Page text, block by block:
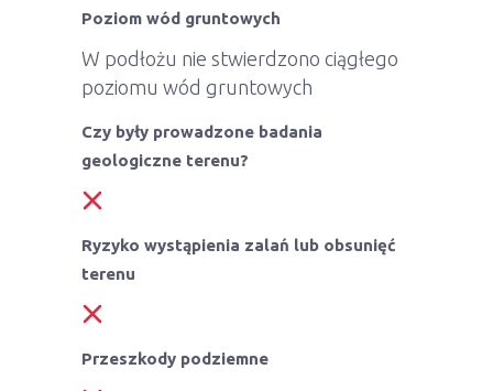
Poziom wód gruntowych
W podłożu nie stwierdzono ciągłego
poziomu wód gruntowych
Czy były prowadzone badania
geologiczne terenu?
Ryzyko wystąpienia zalań lub obsunięć
terenu
Przeszkody podziemne